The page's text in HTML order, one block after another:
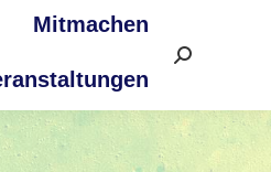
Mitmachen
Search: